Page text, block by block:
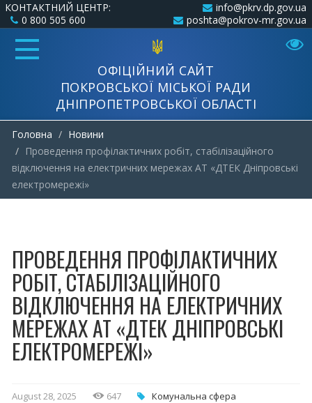
КОНТАКТНИЙ ЦЕНТР:
0 800 505 600
info@pkrv.dp.gov.ua
poshta@pokrov-mr.gov.ua
ОФІЦІЙНИЙ САЙТ
ПОКРОВСЬКОЇ МІСЬКОЇ РАДИ
ДНІПРОПЕТРОВСЬКОЇ ОБЛАСТІ
Головна
Новини
Проведення профілактичних робіт, стабілізаційного
відключення на електричних мережах АТ «ДТЕК Дніпровські
електромережі»
ПРОВЕДЕННЯ ПРОФІЛАКТИЧНИХ
РОБІТ, СТАБІЛІЗАЦІЙНОГО
ВІДКЛЮЧЕННЯ НА ЕЛЕКТРИЧНИХ
МЕРЕЖАХ АТ «ДТЕК ДНІПРОВСЬКІ
ЕЛЕКТРОМЕРЕЖІ»
August 28, 2025 647 Комунальна cфера